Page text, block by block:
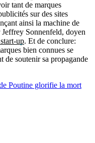
tant de marques
sur des sites
ainsi la machine de
Jeffrey Sonnenfeld, doyen
up. Et de conclure:
bien connues se
de soutenir sa propagande
Poutine glorifie la mort